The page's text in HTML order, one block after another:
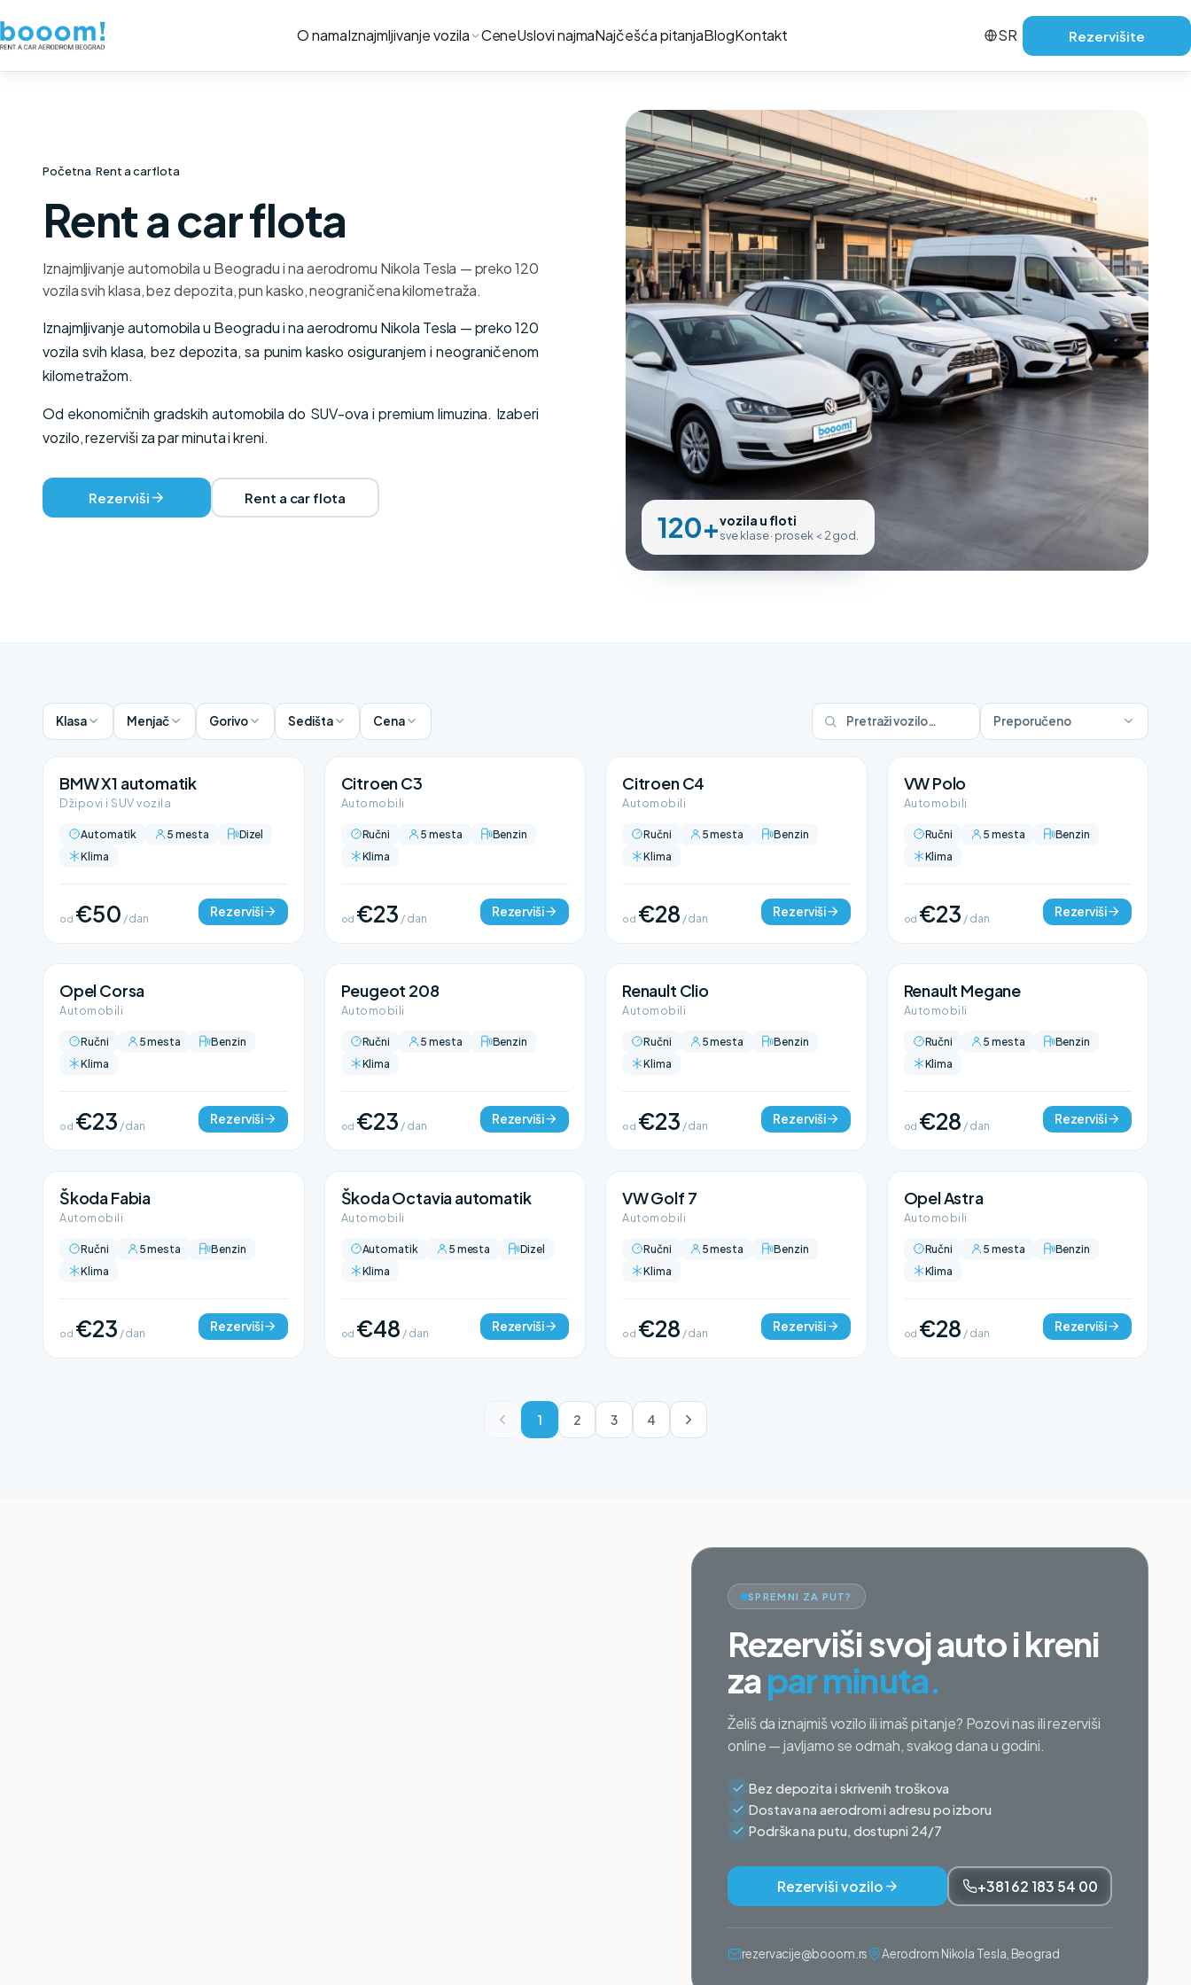
O namaIznajmljivanje vozila CeneUslovi najmaNajčešća pitanjaBlogKontakt SR Rezervišite
Početna/Rent a car flota
Rent a car flota
Iznajmljivanje automobila u Beogradu i na aerodromu Nikola Tesla — preko 120
vozila svih klasa, bez depozita, pun kasko, neograničena kilometraža.
Iznajmljivanje automobila u Beogradu i na aerodromu Nikola Tesla — preko 120
vozila svih klasa, bez depozita, sa punim kasko osiguranjem i neograničenom
kilometražom.
Od ekonomičnih gradskih automobila do SUV-ova i premium limuzina. Izaberi
vozilo, rezerviši za par minuta i kreni.
Rezerviši Rent a car flota
120+vozila u floti
sve klase · prosek < 2 god.
Klasa Menjač Gorivo Sedišta Cena Preporučeno
BMW X1 automatik
Džipovi i SUV vozila
Automatik 5 mesta
Dizel
Klima
od €50 / dan Rezerviši
Citroen C3
Automobili
Ručni 5 mesta
Benzin
Klima
od €23 / dan Rezerviši
Citroen C4
Automobili
Ručni 5 mesta
Benzin
Klima
od €28 / dan Rezerviši
VW Polo
Automobili
Ručni 5 mesta
Benzin
Klima
od €23 / dan Rezerviši
Opel Corsa
Automobili
Ručni 5 mesta
Benzin
Klima
od €23 / dan Rezerviši
Peugeot 208
Automobili
Ručni 5 mesta
Benzin
Klima
od €23 / dan Rezerviši
Renault Clio
Automobili
Ručni 5 mesta
Benzin
Klima
od €23 / dan Rezerviši
Renault Megane
Automobili
Ručni 5 mesta
Benzin
Klima
od €28 / dan Rezerviši
Škoda Fabia
Automobili
Ručni 5 mesta
Benzin
Klima
od €23 / dan Rezerviši
Škoda Octavia automatik
Automobili
Automatik 5 mesta
Dizel
Klima
od €48 / dan Rezerviši
VW Golf 7
Automobili
Ručni 5 mesta
Benzin
Klima
od €28 / dan Rezerviši
Opel Astra
Automobili
Ručni 5 mesta
Benzin
Klima
od €28 / dan Rezerviši
1 2 3 4
SPREMNI ZA PUT?
Rezerviši svoj auto i kreni
zapar minuta.
Želiš da iznajmiš vozilo ili imaš pitanje? Pozovi nas ili rezerviši
online — javljamo se odmah, svakog dana u godini.
Bez depozita i skrivenih troškova
Dostava na aerodrom i adresu po izboru
Podrška na putu, dostupni 24/7
Rezerviši vozilo +381 62 183 54 00
rezervacije@booom.rs Aerodrom Nikola Tesla, Beograd